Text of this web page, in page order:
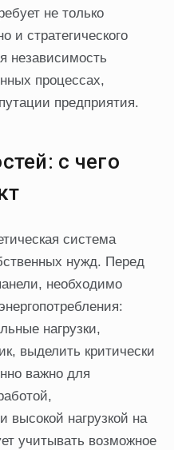
не только
и стратегического
независимость
процессах,
предприятия.
с чего
система
нужд. Перед
необходимо
нагрузки,
выделить критически
важно для
высокой нагрузкой на
учитывать возможное